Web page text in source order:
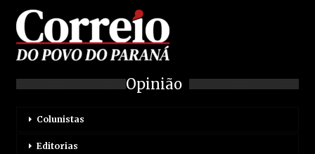
Opinião
Colunistas
Editorias